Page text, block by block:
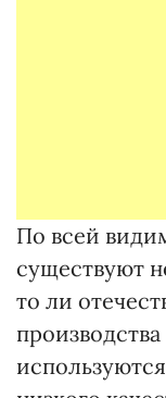
По всей
существуют
то ли